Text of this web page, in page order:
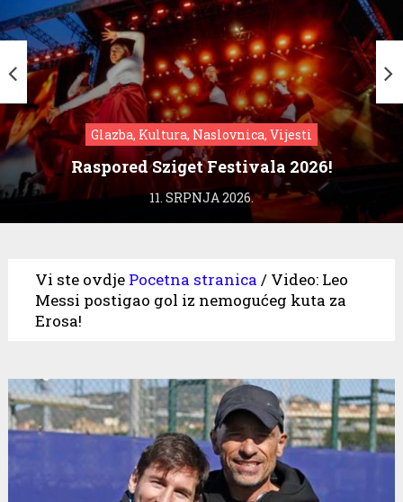
Glazba, Kultura, Naslovnica, Vijesti
Raspored Sziget Festivala 2026!
11. SRPNJA 2026.
Vi ste ovdje Pocetna stranica / Video: Leo
Messi postigao gol iz nemogućeg kuta za
Erosa!